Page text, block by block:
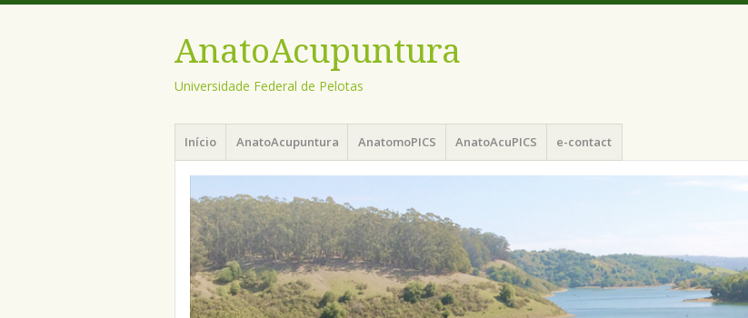
AnatoAcupuntura
Universidade Federal de Pelotas
Menu
Pular
para
conteúdo
Início AnatoAcupuntura AnatomoPICS AnatoAcuPICS e-contact